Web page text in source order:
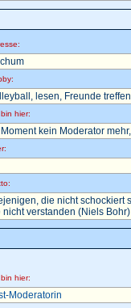
lesen, Freunde
hier:
kein Moderator
die nicht schockiert
nicht verstanden (Niels Bohr)
hier:
Moderatorin